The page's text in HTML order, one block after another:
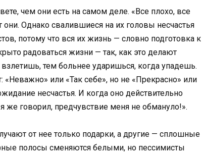
чем они есть на самом деле. «Все плохо, все
Однако свалившиеся на их головы несчастья
потому что вся их жизнь — словно подготовка к
радоваться жизни — так, как это делают
тем больнее ударишься, когда упадешь.
«Неважно» или «Так себе», но не «Прекрасно» или
несчастья. И когда оно действительно
же говорил, предчувствие меня не обмануло!».
от нее только подарки, а другие — сплошные
полосы сменяются белыми, но пессимисты